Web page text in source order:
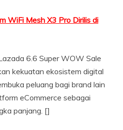
WiFi Mesh X3 Pro Dirilis di
6.6 Super WOW Sale
kekuatan ekosistem digital
peluang bagi brand lain
eCommerce sebagai
panjang. []